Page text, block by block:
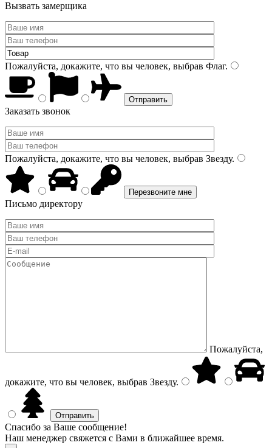
Вызвать замерщика
Пожалуйста, докажите, что вы человек, выбрав Флаг.
Заказать звонок
Пожалуйста, докажите, что вы человек, выбрав Звезду.
Письмо директору
Пожалуйста,
докажите, что вы человек, выбрав Звезду.
Спасибо за Ваше сообщение!
Наш менеджер свяжется с Вами в ближайшее время.